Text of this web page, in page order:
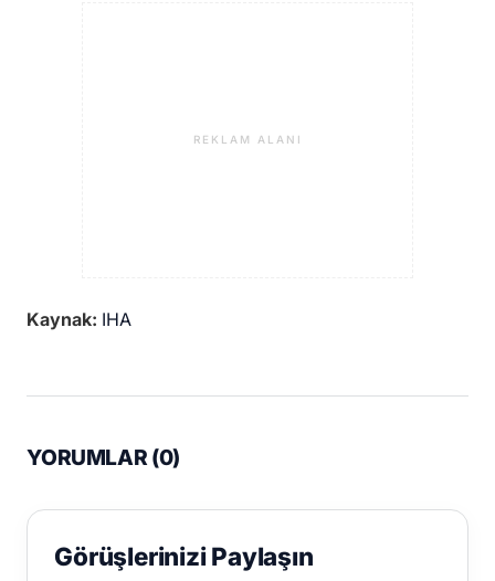
REKLAM ALANI
Kaynak: IHA
YORUMLAR (0)
Görüşlerinizi Paylaşın